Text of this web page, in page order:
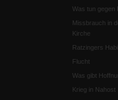
Was tun gegen
Missbrauch in
Kirche
Ratzingers
Flucht
Was gibt
Krieg in Nahost